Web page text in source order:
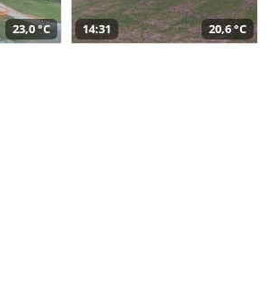
23,0 °C 14:31 20,6 °C